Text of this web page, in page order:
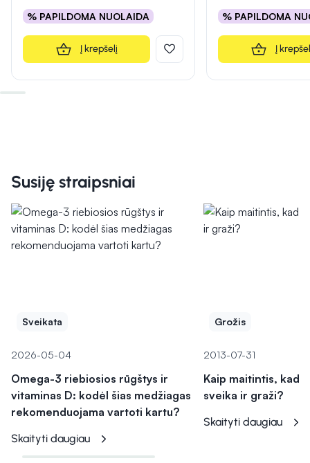
% PAPILDOMA NUOLAIDA
Į krepšelį
% PAPILDOMA
Į
Susiję straipsniai
Sveikata
2026-05-04
Omega-3 riebiosios rūgštys ir
vitaminas D: kodėl šias medžiagas
rekomenduojama vartoti kartu?
Skaityti daugiau
Grožis
2013-07-31
Kaip maitintis, kad
sveika ir graži?
Skaityti daugiau